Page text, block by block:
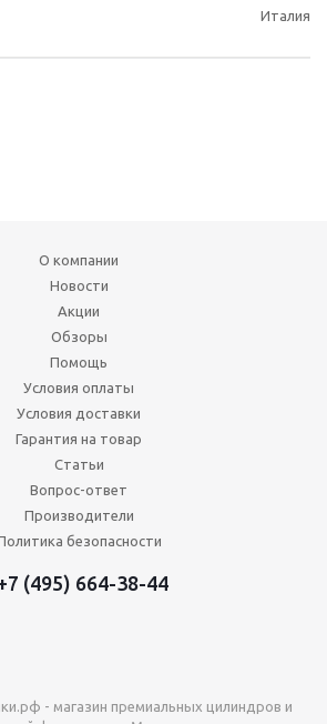
Италия
О компании
Новости
Акции
Обзоры
Помощь
Условия оплаты
Условия доставки
Гарантия на товар
Статьи
Вопрос-ответ
Производители
безопасности
(495) 664-38-44
- магазин премиальных цилиндров и